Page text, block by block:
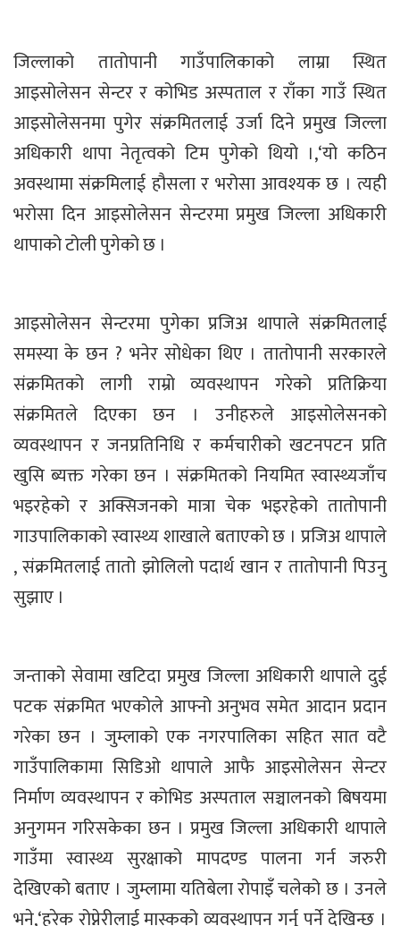
जिल्लाको तातोपानी गाउँपालिकाको लाम्रा स्थित
आइसोलेसन सेन्टर र कोभिड अस्पताल र राँका गाउँ स्थित
आइसोलेसनमा पुगेर संक्रमितलाई उर्जा दिने प्रमुख जिल्ला
अधिकारी थापा नेतृत्वको टिम पुगेको थियो ।,‘यो कठिन
अवस्थामा संक्रमिलाई हौसला र भरोसा आवश्यक छ । त्यही
भरोसा दिन आइसोलेसन सेन्टरमा प्रमुख जिल्ला अधिकारी
थापाको टोली पुगेको छ ।
आइसोलेसन सेन्टरमा पुगेका प्रजिअ थापाले संक्रमितलाई
समस्या के छन ? भनेर सोधेका थिए । तातोपानी सरकारले
संक्रमितको लागी राम्रो व्यवस्थापन गरेको प्रतिक्रिया
संक्रमितले दिएका छन । उनीहरुले आइसोलेसनको
व्यवस्थापन र जनप्रतिनिधि र कर्मचारीको खटनपटन प्रति
खुसि ब्यक्त गरेका छन । संक्रमितको नियमित स्वास्थ्यजाँच
भइरहेको र अक्सिजनको मात्रा चेक भइरहेको तातोपानी
गाउपालिकाको स्वास्थ्य शाखाले बताएको छ । प्रजिअ थापाले
, संक्रमितलाई तातो झोलिलो पदार्थ खान र तातोपानी पिउनु
सुझाए ।
जन्ताको सेवामा खटिदा प्रमुख जिल्ला अधिकारी थापाले दुई
पटक संक्रमित भएकोले आफ्नो अनुभव समेत आदान प्रदान
गरेका छन । जुम्लाको एक नगरपालिका सहित सात वटै
गाउँपालिकामा सिडिओ थापाले आफै आइसोलेसन सेन्टर
निर्माण व्यवस्थापन र कोभिड अस्पताल सञ्चालनको बिषयमा
अनुगमन गरिसकेका छन । प्रमुख जिल्ला अधिकारी थापाले
गाउँमा स्वास्थ्य सुरक्षाको मापदण्ड पालना गर्न जरुरी
देखिएको बताए । जुम्लामा यतिबेला रोपाइँ चलेको छ । उनले
भने,‘हरेक रोप्नेरीलाई मास्कको व्यवस्थापन गर्नु पर्ने देखिन्छ ।